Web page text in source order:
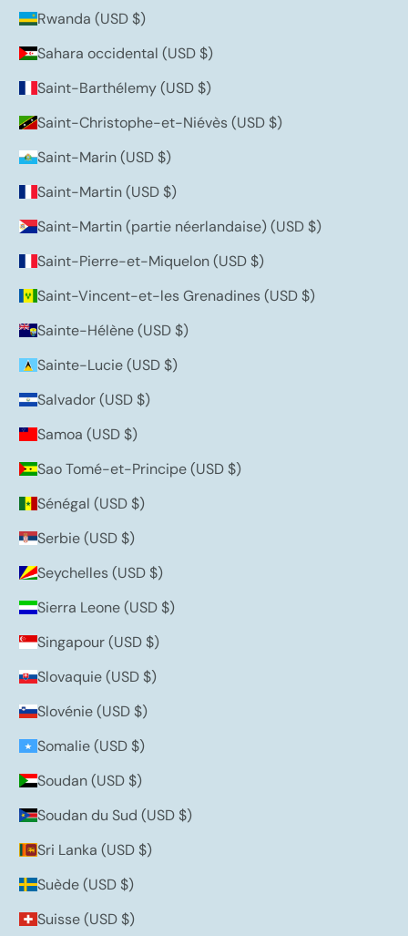
Rwanda (USD $)
Sahara occidental (USD $)
Saint-Barthélemy (USD $)
Saint-Christophe-et-Niévès (USD $)
Saint-Marin (USD $)
Saint-Martin (USD $)
Saint-Martin (partie néerlandaise) (USD $)
Saint-Pierre-et-Miquelon (USD $)
Saint-Vincent-et-les Grenadines (USD $)
Sainte-Hélène (USD $)
Sainte-Lucie (USD $)
Salvador (USD $)
Samoa (USD $)
Sao Tomé-et-Principe (USD $)
Sénégal (USD $)
Serbie (USD $)
Seychelles (USD $)
Sierra Leone (USD $)
Singapour (USD $)
Slovaquie (USD $)
Slovénie (USD $)
Somalie (USD $)
Soudan (USD $)
Soudan du Sud (USD $)
Sri Lanka (USD $)
Suède (USD $)
Suisse (USD $)